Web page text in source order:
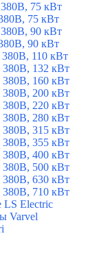
75 кВт
75 кВт
90 кВт
90 кВт
110 кВт
132 кВт
160 кВт
200 кВт
220 кВт
280 кВт
315 кВт
355 кВт
400 кВт
500 кВт
630 кВт
710 кВт
LS Electric
Varvel